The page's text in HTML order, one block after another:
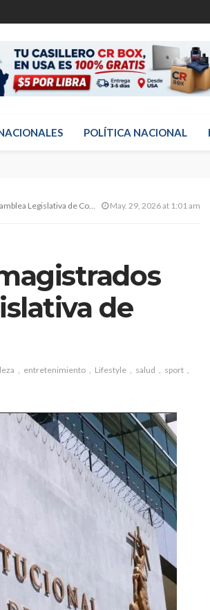
POLÍTICA NACIONAL
Legislativa de Costa Rica May. 29, 2026 at 1:01 am
de
entretenimiento Lifestyle salud
sport
ARTÍCULOS DESTACADOS
NOTICIAS INTERNACIONALES
POLÍTICA NACIONAL
Hoy asume la
de Colombia Abelardo
Espriella.